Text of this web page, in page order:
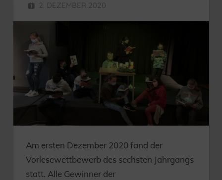
2. DEZEMBER 2020
Am ersten Dezember 2020 fand der
Vorlesewettbewerb des sechsten Jahrgangs
statt. Alle Gewinner der